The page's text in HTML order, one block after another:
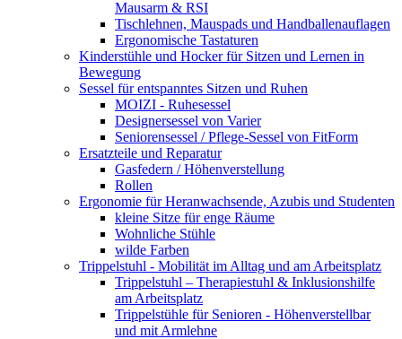
Mausarm & RSI
Tischlehnen, Mauspads und Handballenauflagen
Ergonomische Tastaturen
Kinderstühle und Hocker für Sitzen und Lernen in
Bewegung
Sessel für entspanntes Sitzen und Ruhen
MOIZI - Ruhesessel
Designersessel von Varier
Seniorensessel / Pflege-Sessel von FitForm
Ersatzteile und Reparatur
Gasfedern / Höhenverstellung
Rollen
Ergonomie für Heranwachsende, Azubis und Studenten
kleine Sitze für enge Räume
Wohnliche Stühle
wilde Farben
Trippelstuhl - Mobilität im Alltag und am Arbeitsplatz
Trippelstuhl – Therapiestuhl & Inklusionshilfe
am Arbeitsplatz
Trippelstühle für Senioren - Höhenverstellbar
und mit Armlehne